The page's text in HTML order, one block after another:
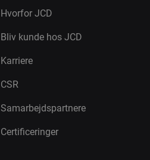
Hvorfor JCD
Bliv kunde hos JCD
Karriere
CSR
Samarbejdspartnere
Certificeringer